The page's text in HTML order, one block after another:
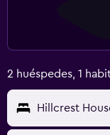
2 huéspedes, 1
Hillcrest